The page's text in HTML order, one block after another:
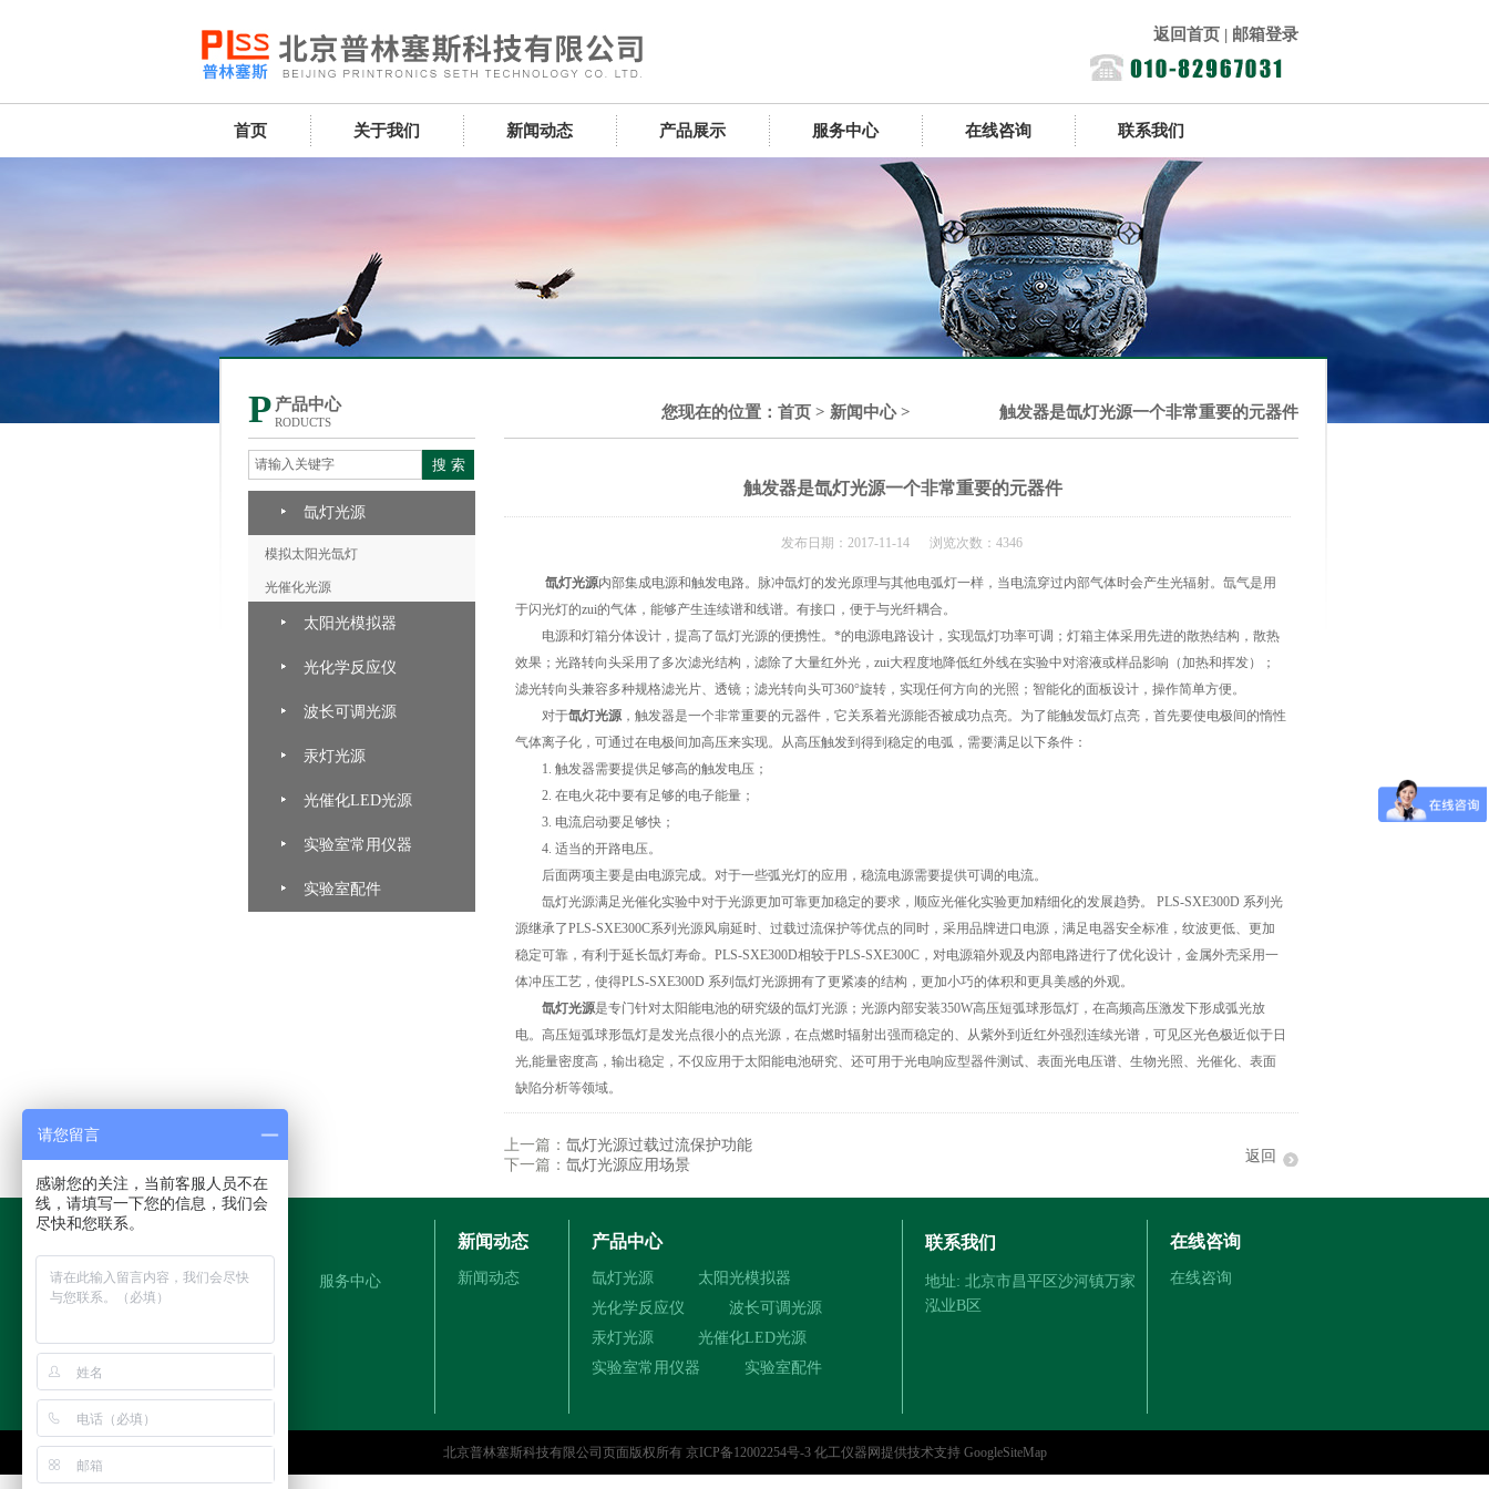
返回首页 | 邮箱登录
首页 关于我们 新闻动态 产品展示 服务中心 在线咨询 联系我们
P 产品中心
RODUCTS
氙灯光源
模拟太阳光氙灯
光催化光源
太阳光模拟器
光化学反应仪
波长可调光源
汞灯光源
光催化LED光源
实验室常用仪器
实验室配件
您现在的位置： 首页 > 新闻中心> 触发器是氙灯光源一个非常重要的元器件
触发器是氙灯光源一个非常重要的元器件
发布日期：2017-11-14 浏览次数：4346
氙灯光源内部集成电源和触发电路。脉冲氙灯的发光原理与其他电弧灯一样，当电流穿过内部气体时会产生光辐射。氙气是用
于闪光灯的zui的气体，能够产生连续谱和线谱。有接口，便于与光纤耦合。
电源和灯箱分体设计，提高了氙灯光源的便携性。*的电源电路设计，实现氙灯功率可调；灯箱主体采用先进的散热结构，散热
效果；光路转向头采用了多次滤光结构，滤除了大量红外光，zui大程度地降低红外线在实验中对溶液或样品影响（加热和挥发）；
滤光转向头兼容多种规格滤光片、透镜；滤光转向头可360°旋转，实现任何方向的光照；智能化的面板设计，操作简单方便。
对于氙灯光源，触发器是一个非常重要的元器件，它关系着光源能否被成功点亮。为了能触发氙灯点亮，首先要使电极间的惰性
气体离子化，可通过在电极间加高压来实现。从高压触发到得到稳定的电弧，需要满足以下条件：
1. 触发器需要提供足够高的触发电压；
2. 在电火花中要有足够的电子能量；
3. 电流启动要足够快；
4. 适当的开路电压。
后面两项主要是由电源完成。对于一些弧光灯的应用，稳流电源需要提供可调的电流。
氙灯光源满足光催化实验中对于光源更加可靠更加稳定的要求，顺应光催化实验更加精细化的发展趋势。 PLS-SXE300D 系列光
源继承了PLS-SXE300C系列光源风扇延时、过载过流保护等优点的同时，采用品牌进口电源，满足电器安全标准，纹波更低、更加
稳定可靠，有利于延长氙灯寿命。PLS-SXE300D相较于PLS-SXE300C，对电源箱外观及内部电路进行了优化设计，金属外壳采用一
体冲压工艺，使得PLS-SXE300D 系列氙灯光源拥有了更紧凑的结构，更加小巧的体积和更具美感的外观。
氙灯光源是专门针对太阳能电池的研究级的氙灯光源；光源内部安装350W高压短弧球形氙灯，在高频高压激发下形成弧光放
电。高压短弧球形氙灯是发光点很小的点光源，在点燃时辐射出强而稳定的、从紫外到近红外强烈连续光谱，可见区光色极近似于日
光,能量密度高，输出稳定，不仅应用于太阳能电池研究、还可用于光电响应型器件测试、表面光电压谱、生物光照、光催化、表面
缺陷分析等领域。
上一篇： 氙灯光源过载过流保护功能
下一篇： 氙灯光源应用场景
返回
公司简介
服务中心
新闻动态
新闻动态
产品中心
氙灯光源
太阳光模拟器
光化学反应仪
波长可调光源
汞灯光源
光催化LED光源
实验室常用仪器
实验室配件
联系我们
地址: 北京市昌平区沙河镇万家
泓业B区
在线咨询
在线咨询
北京普林塞斯科技有限公司页面版权所有 京ICP备12002254号-3 化工仪器网提供技术支持 GoogleSiteMap
请您留言
感谢您的关注，当前客服人员不在
线，请填写一下您的信息，我们会
尽快和您联系。